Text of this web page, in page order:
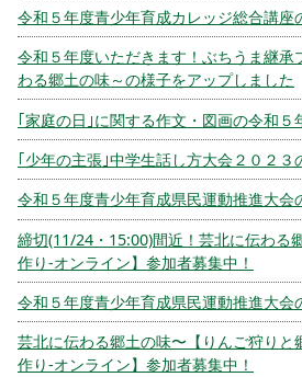
令和５年度青少年育成カレッジ総合講座
令和５年度いただきます！ぶちうま継承
わる郷土の味～の様子をアップしました
｢家庭の日｣に関する作文・図画の令和５
｢少年の主張｣中学生話し方大会２０２３
令和５年度青少年育成県民運動推進大会
締切(11/24・15:00)間近！芸北に伝わる
作り-オンライン】参加者募集中！
令和５年度青少年育成県民運動推進大会
芸北に伝わる郷土の味〜【りんご狩りと
作り-オンライン】参加者募集中！